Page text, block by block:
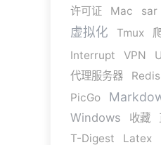
许可证 Mac sar
虚拟化 Tmux
Interrupt
VPN
代理服务器
PicGo
Windows 收藏
T-Digest
Latex